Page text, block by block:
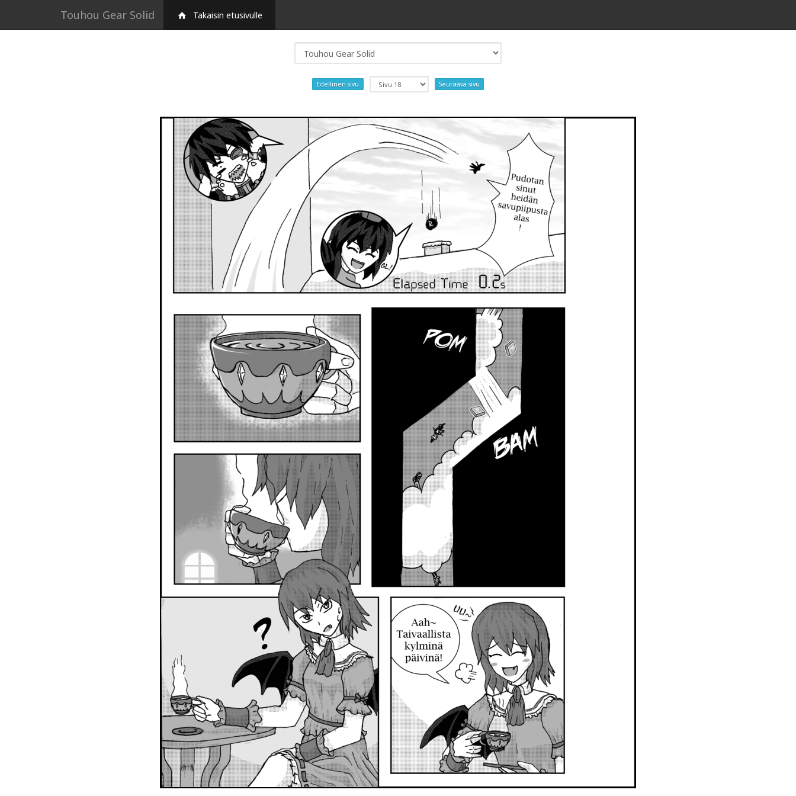
Touhou Gear Solid Takaisin etusivulle
Edellinen sivu Seuraava sivu